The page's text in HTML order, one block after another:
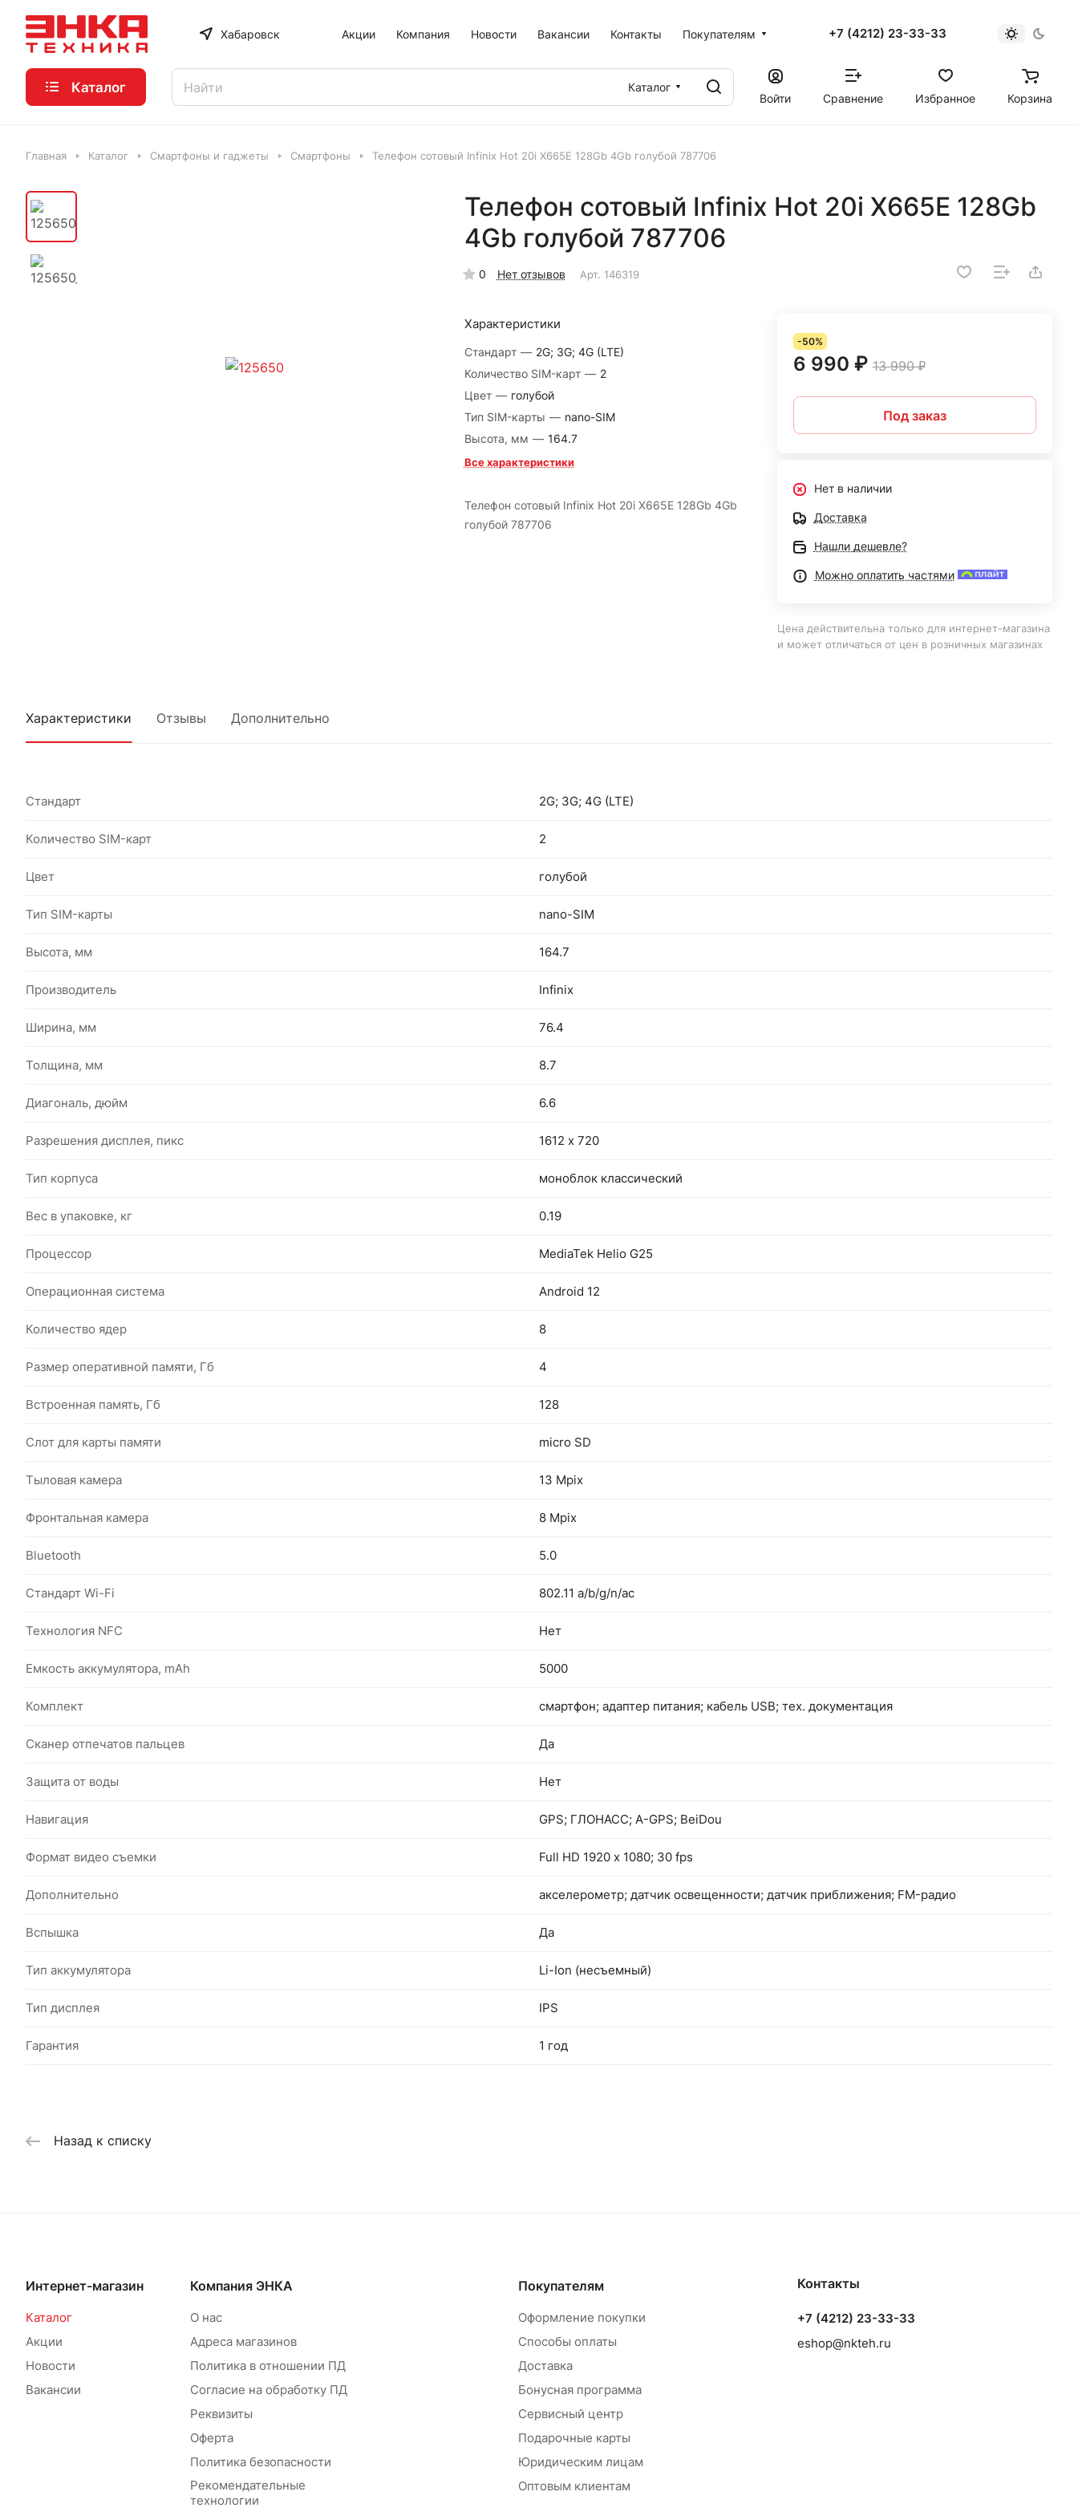
Хабаровск Акции Компания Новости Вакансии Контакты Покупателям +7 (4212) 23-33-33
Каталог
Каталог
Войти
Сравнение Избранное Корзина
Главная Каталог Смартфоны и гаджеты Смартфоны Телефон сотовый Infinix Hot 20i X665E 128Gb 4Gb голубой 787706
Телефон сотовый Infinix Hot 20i X665E 128Gb
4Gb голубой 787706
0 Нет отзывов Арт. 146319
Характеристики
Стандарт — 2G; 3G; 4G (LTE)
Количество SIM-карт — 2
Цвет — голубой
Тип SIM-карты — nano-SIM
Высота, мм — 164.7
Все характеристики
Телефон сотовый Infinix Hot 20i X665E 128Gb 4Gb
голубой 787706
-50%
6 990 ₽ 13 990 ₽
Под заказ
Нет в наличии
Доставка
Нашли дешевле?
Можно оплатить частями
Цена действительна только для интернет-магазина
и может отличаться от цен в розничных магазинах
Характеристики Отзывы Дополнительно
Стандарт 2G; 3G; 4G (LTE)
Количество SIM-карт 2
Цвет голубой
Тип SIM-карты nano-SIM
Высота, мм 164.7
Производитель Infinix
Ширина, мм 76.4
Толщина, мм 8.7
Диагональ, дюйм 6.6
Разрешения дисплея, пикс 1612 х 720
Тип корпуса моноблок классический
Вес в упаковке, кг 0.19
Процессор MediaTek Helio G25
Операционная система Android 12
Количество ядер 8
Размер оперативной памяти, Гб 4
Встроенная память, Гб 128
Слот для карты памяти micro SD
Тыловая камера 13 Mpix
Фронтальная камера 8 Mpix
Bluetooth 5.0
Стандарт Wi-Fi 802.11 a/b/g/n/ac
Технология NFC Нет
Емкость аккумулятора, mAh 5000
Комплект смартфон; адаптер питания; кабель USB; тех. документация
Сканер отпечатов пальцев Да
Защита от воды Нет
Навигация GPS; ГЛОНАСС; А-GPS; BeiDou
Формат видео съемки Full HD 1920 х 1080; 30 fps
Дополнительно акселерометр; датчик освещенности; датчик приближения; FM-радио
Вспышка Да
Тип аккумулятора Li-Ion (несъемный)
Тип дисплея IPS
Гарантия 1 год
Назад к списку
Интернет-магазин
Каталог
Акции
Новости
Вакансии
Компания ЭНКА
О нас
Адреса магазинов
Политика в отношении ПД
Согласие на обработку ПД
Реквизиты
Оферта
Политика безопасности
Рекомендательные
технологии
Покупателям
Оформление покупки
Способы оплаты
Доставка
Бонусная программа
Сервисный центр
Подарочные карты
Юридическим лицам
Оптовым клиентам
Контакты
+7 (4212) 23-33-33
eshop@nkteh.ru